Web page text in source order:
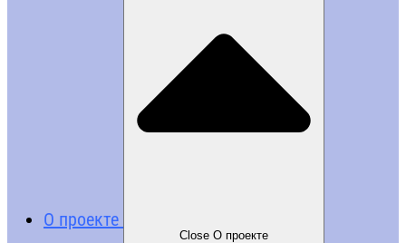
О проекте
Close О проекте